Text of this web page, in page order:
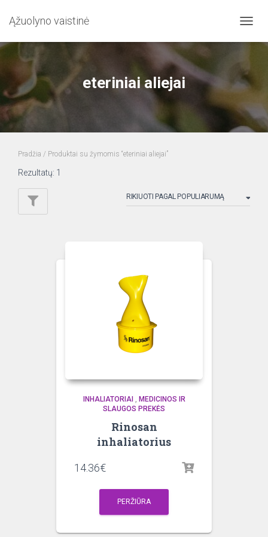
Ąžuolyno vaistinė
eteriniai aliejai
Pradžia / Produktai su žymomis “eteriniai aliejai”
Rezultatų: 1
INHALIATORIAI , MEDICINOS IR
SLAUGOS PREKĖS
Rinosan
inhaliatorius
14.36€
PERŽIŪRA